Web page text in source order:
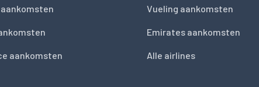
aankomsten
Vueling aankomsten
Emirates aankomsten
Alle airlines